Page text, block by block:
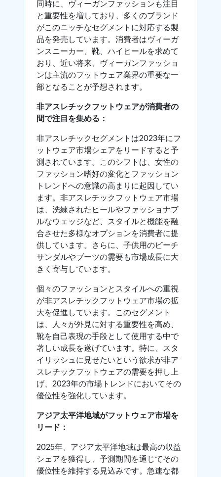
同時に、ヴィーガンファッションも注目
と重要性を増しており、多くのブランド
がこのニッチなセグメントに対応する製
品を発売しています。消費者はヴィーガ
ンスニーカー、靴、ハイヒールを求めて
おり、近い将来、ヴィーガンファッショ
ンは主流のフットウェア業界の重要な一
部となることが予想されます。
非アスレチックフットウェアが消費者の
間で注目を集める：
非アスレチックセグメントは2023年にフ
ットウェア市場シェアをリードすると予
測されています。このシフトは、女性の
ファッション嗜好の変化とファッション
トレンドへの意識の高まりに起因してい
ます。非アスレチックフットウェア市場
は、洗練されたヒールやファッショナブ
ルなウェッジなど、スタイルと機能を融
合させた多様なオプションを消費者に提
供しています。さらに、子供用のビーチ
サンダルやブーツの需要も市場成長に大
きく寄与しています。
個々のファッションとスタイルへの重視
が非アスレチックフットウェア市場の拡
大を促進しています。このセグメント
は、人々が外見に対する重要性を高め、
靴を自己表現の手段として使用する中で
著しい成長を遂げています。特に、スタ
イリッシュに見せたいという欲求が非ア
スレチックフットウェアの需要を押し上
げ、2023年の市場トレンドにおいてその
優位性を強化しています。
アジア太平洋地域がフットウェア市場を
リード：
2025年、アジア太平洋地域は最高の収益
シェアを獲得し、予測期間を通じてその
優位性を維持する見込みです。急速な都